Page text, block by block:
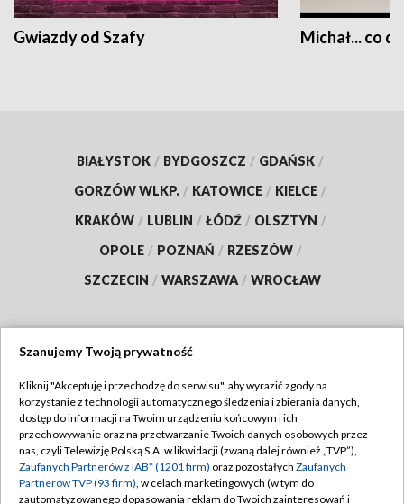
Gwiazdy od Szafy Michał... co
BIAŁYSTOK / BYDGOSZCZ / GDAŃSK /
GORZÓW WLKP. / KATOWICE / KIELCE /
KRAKÓW / LUBLIN / ŁÓDŹ / OLSZTYN /
OPOLE / POZNAŃ / RZESZÓW /
SZCZECIN / WARSZAWA / WROCŁAW
TVP
Abonament TVP
Emisja w TVP
Centrum informacji TVP
Regulamin TVP
Polityka prywatności
Moje zgody
Szanujemy Twoją prywatność
Kliknij "Akceptuję i przechodzę do serwisu", aby wyrazić zgody na
korzystanie z technologii automatycznego śledzenia i zbierania danych,
dostęp do informacji na Twoim urządzeniu końcowym i ich
przechowywanie oraz na przetwarzanie Twoich danych osobowych przez
nas, czyli Telewizję Polską S.A. w likwidacji (zwaną dalej również „TVP”),
Zaufanych Partnerów z IAB* (1201 firm) oraz pozostałych Zaufanych
Partnerów TVP (93 firm), w celach marketingowych (w tym do
zautomatyzowanego dopasowania reklam do Twoich zainteresowań i